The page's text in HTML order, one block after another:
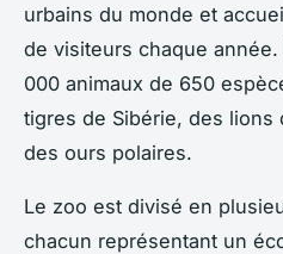
urbains du monde et
de visiteurs chaque
000 animaux de 650
tigres de Sibérie, des lions
des ours polaires.
Le zoo est divisé en
chacun représentant un